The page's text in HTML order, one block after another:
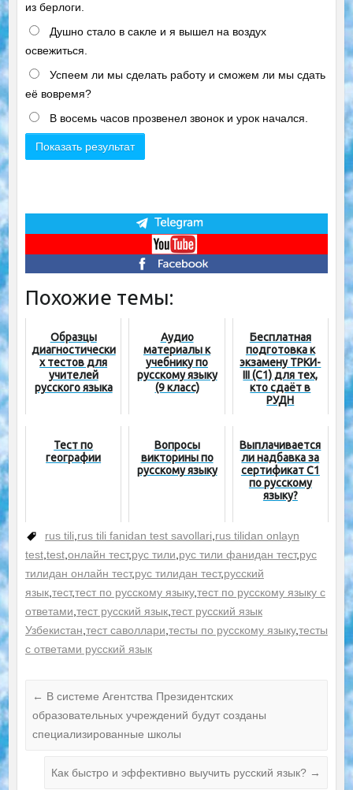
из берлоги.
Душно стало в сакле и я вышел на воздух
освежиться.
Успеем ли мы сделать работу и сможем ли мы сдать
её вовремя?
В восемь часов прозвенел звонок и урок начался.
Похожие темы:
Образцы
диагностически
х тестов для
учителей
русского языка
Аудио
материалы к
учебнику по
русскому языку
(9 класс)
Бесплатная
подготовка к
экзамену ТРКИ-
III (C1) для тех,
кто сдаёт в
РУДН
Тест по
географии
Вопросы
викторины по
русскому языку
Выплачивается
ли надбавка за
сертификат C1
по русскому
языку?
rus tili rus tili fanidan test savollari rus tilidan onlayn
test, test, онлайн тест,рус тили рус тили фанидан тест,рус
тилидан онлайн тест,рус тилидан тест,русский
язык, тест,тест по русскому языку,тест по русскому языку с
ответами тест русский язык, тест русский язык
Узбекистан тест саволлари тесты по русскому языку,тесты
с ответами русский язык
← В системе Агентства Президентских
образовательных учреждений будут созданы
специализированные школы
Как быстро и эффективно выучить русский язык? →